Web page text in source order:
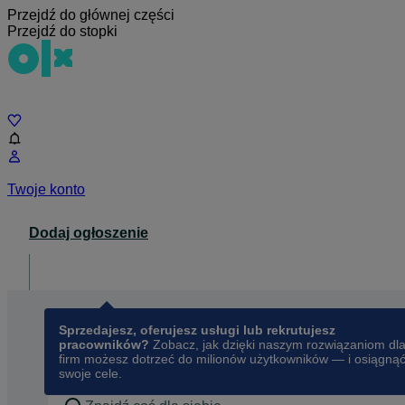
Przejdź do głównej części
Przejdź do stopki
Twoje konto
Dodaj ogłoszenie
Sprzedajesz, oferujesz usługi lub rekrutujesz
pracowników? Zobacz, jak dzięki naszym rozwiązaniom dla
firm możesz dotrzeć do milionów użytkowników — i osiągnąć
swoje cele.